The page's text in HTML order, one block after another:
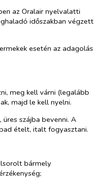
az Oralair nyelvalatti
időszakban végzett
esetén az adagolás
meg kell várni (legalább
majd le kell nyelni.
szájba bevenni. A
ételt, italt fogyasztani.
bármely